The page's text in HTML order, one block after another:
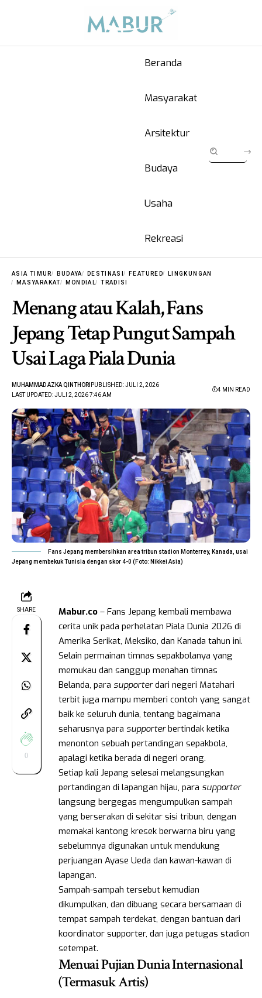
Beranda
Masyarakat
Arsitektur
Budaya
Usaha
Rekreasi
ASIA TIMUR BUDAYA DESTINASI FEATURED
LINGKUNGAN
MASYARAKAT
MONDIAL TRADISI
Menang atau Kalah, Fans
Jepang Tetap Pungut Sampah
Usai Laga Piala Dunia
LAST UPDATED: JULI 2, 2026 7:46 AM
MUHAMMAD AZKA QINTHORI PUBLISHED: JULI 2, 2026
4 MIN READ
Fans Jepang membersihkan area tribun stadion Monterrey, Kanada, usai
Jepang membekuk Tunisia dengan skor 4-0 (Foto: Nikkei Asia)
SHARE
0
Mabur.co – Fans Jepang kembali membawa
cerita unik pada perhelatan Piala Dunia 2026 di
Amerika Serikat, Meksiko, dan Kanada tahun ini.
Selain permainan timnas sepakbolanya yang
memukau dan sanggup menahan timnas
Belanda, para supporterdari negeri Matahari
terbit juga mampu memberi contoh yang sangat
baik ke seluruh dunia, tentang bagaimana
seharusnya para supporterbertindak ketika
menonton sebuah pertandingan sepakbola,
apalagi ketika berada di negeri orang.
Setiap kali Jepang selesai melangsungkan
pertandingan di lapangan hijau, para supporter
langsung bergegas mengumpulkan sampah
yang berserakan di sekitar sisi tribun, dengan
memakai kantong kresek berwarna biru yang
sebelumnya digunakan untuk mendukung
perjuangan Ayase Ueda dan kawan-kawan di
lapangan.
Sampah-sampah tersebut kemudian
dikumpulkan, dan dibuang secara bersamaan di
tempat sampah terdekat, dengan bantuan dari
koordinator supporter, dan juga petugas stadion
setempat.
Menuai Pujian Dunia Internasional
(Termasuk Artis)